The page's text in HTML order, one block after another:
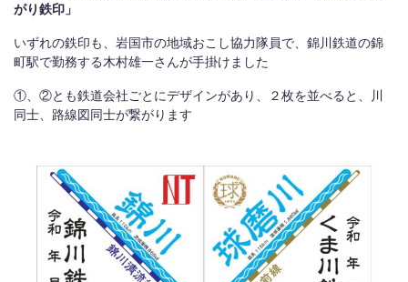
がり鉄印」
いずれの鉄印も、岩国市の地域おこし協力隊員で、錦川鉄道の錦
町駅で勤務する木村雄一さんが手掛けました
①、②とも鉄道会社ごとにデザインがあり、２枚を並べると、川
同士、路線図同士が繋がります